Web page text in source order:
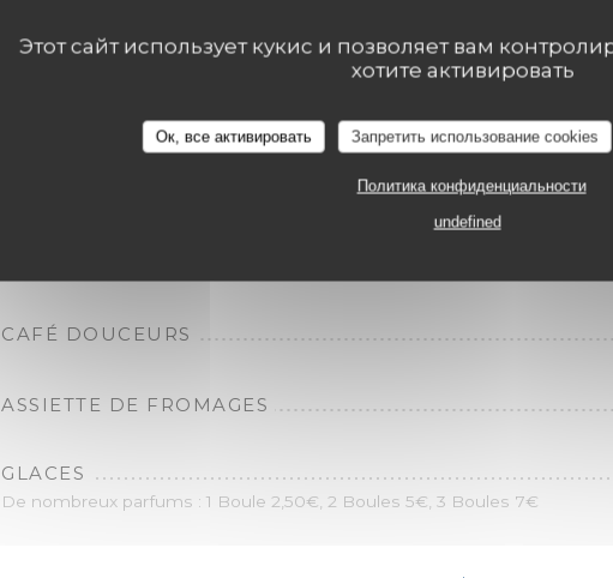
Этот сайт использует кукис и позволяет вам
хотите активировать
Ок, все активировать Запретить использование cookies
Политика конфиденциальности
undefined
CHANTILLY À LA FÈVE DE TONKA.
CAFÉ DOUCEURS
ASSIETTE DE FROMAGES
GLACES
De nombreux parfums : 1 Boule 2,50€, 2 Boules 5€, 3 Boules 7€